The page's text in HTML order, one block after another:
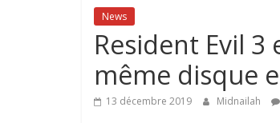
News
Resident Evil
même disque
13 décembre 2019 Midnailah